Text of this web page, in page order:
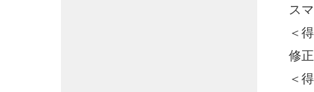
ス
＜
修正
＜